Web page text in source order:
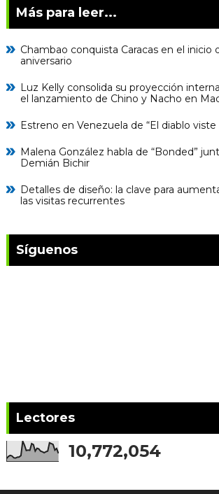
Más para leer...
Chambao conquista Caracas en el inicio
aniversario
Luz Kelly consolida su proyección
el lanzamiento de Chino y Nacho en
Estreno en Venezuela de “El diablo viste
Malena González habla de “Bonded”
Demián Bichir
Detalles de diseño: la clave para
las visitas recurrentes
Síguenos
Lectores
10,772,054